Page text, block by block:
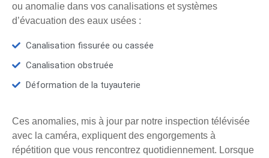
ou anomalie dans vos canalisations et systèmes
d’évacuation des eaux usées :
Canalisation fissurée ou cassée
Canalisation obstruée
Déformation de la tuyauterie
Ces anomalies, mis à jour par notre inspection télévisée
avec la caméra, expliquent des engorgements à
répétition que vous rencontrez quotidiennement. Lorsque